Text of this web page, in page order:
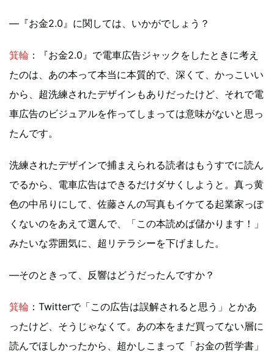
—『お金2.0』に関しては、いかがでしょう？
箕輪 ：『お金2.0』で電車広告ジャックをしたときに考え
たのは、あの本って本当に本質的で、深くて、かっこいい
から、超洗練されたデザインもありだったけど、それで電
車広告のビジュアルを作ってしまっては意味がないと思っ
たんです。
洗練されたデザインで捕まえられる読者はもうすでに読ん
でるから、電車広告はできるだけダサくしようと。真っ黄
色の中吊りにして、佐藤さんの写真もイケてる起業家っぽ
くないのをあえて選んで、「この本読めば儲かります！」
みたいな雰囲気に、超リテラシーを下げました。
—そのときって、反響はどうだったんですか？
箕輪 ：Twitterで「この広告は誤解されると思う」とかあ
ったけど、そうじゃなくて。あの本をまだ買ってない層に
読んでほしかったから、超かしこまって「お金の哲学書」